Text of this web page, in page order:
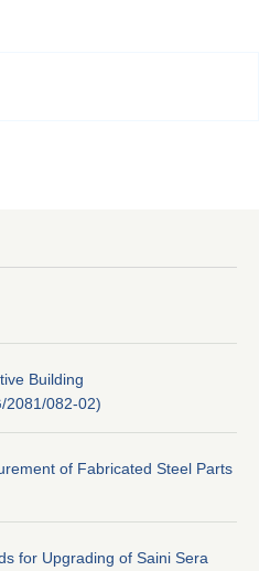
Building
2081/082-02)
of Fabricated Steel Parts
for Upgrading of Saini Sera